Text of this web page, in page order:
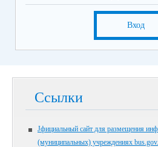
Вход
Ссылки
Jфициальный сайт для размещения
(муниципальных) учреждениях